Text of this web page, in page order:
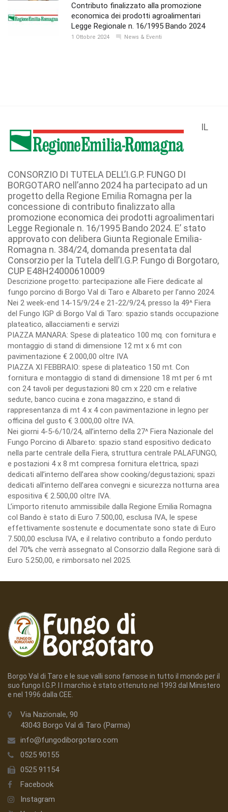
Contributo finalizzato alla promozione
economica dei prodotti agroalimentari
Legge Regionale n. 16/1995 Bando 2024
1 Ottobre 2024 News & Eventi
IL
CONSORZIO DI TUTELA DELL’I.G.P. FUNGO DI
BORGOTARO nell’anno 2024 ha partecipato ad un
progetto della Regione Emilia Romagna per la
concessione di contributo finalizzato alla
promozione economica dei prodotti agroalimentari
Legge Regionale n. 16/1995 Bando 2024. E’ stato
approvato con delibera Giunta Regionale Emilia-
Romagna n. 384/24, domanda presentata dal
Consorzio per la Tutela dell’I.G.P. Fungo di Borgotaro,
CUP E48H24000610009
Descrizione progetto: partecipazione alle Fiere dedicate al
fungo porcino di Borgo Val di Taro e Albareto per l’anno 2024.
Nei 2 week-end 14-15/9/24 e 21-22/9/24, presso la 49^ Fiera
del Fungo IGP di Borgo Val di Taro: spazio stands occupazione
plateatico, allacciamenti e servizi
PIAZZA MANARA: Spese di plateatico 100 mq. con fornitura e
montaggio di stand di dimensione 12 mt x 6 mt con
pavimentazione € 2.000,00 oltre IVA
PIAZZA XI FEBBRAIO: spese di plateatico 150 mt. Con
fornitura e montaggio di stand di dimensione 18 mt per 6 mt
con 24 tavoli per degustazioni 80 cm x 220 cm e relative
sedute, banco cucina e zona magazzino, e stand di
rappresentanza di mt 4 x 4 con pavimentazione in legno per
officina del gusto € 3.000,00 oltre IVA.
Nei giorni 4-5-6/10/24, all’interno della 27^ Fiera Nazionale del
Fungo Porcino di Albareto: spazio stand espositivo dedicato
nella parte centrale della Fiera, struttura centrale PALAFUNGO,
e postazioni 4 x 8 mt compresa fornitura elettrica, spazi
dedicati all’interno dell’area show cooking/degustazioni; spazi
dedicati all’interno dell’area convegni e sicurezza notturna area
espositiva € 2.500,00 oltre IVA.
L’importo ritenuto ammissibile dalla Regione Emilia Romagna
col Bando è stato di Euro 7.500,00, esclusa IVA, le spese
effettivamente sostenute e documentate sono state di Euro
7.500,00 esclusa IVA, e il relativo contributo a fondo perduto
del 70% che verrà assegnato al Consorzio dalla Regione sarà di
Euro 5.250,00, e rimborsato nel 2025.
Borgo Val di Taro e le sue valli sono famose in tutto il mondo per il
suo fungo I.G.P. I l marchio è stato ottenuto nel 1993 dal Ministero
e nel 1996 dalla CEE.
Via Nazionale, 90
43043 Borgo Val di Taro (Parma)
info@fungodiborgotaro.com
0525 90155
0525 91154
Facebook
Instagram